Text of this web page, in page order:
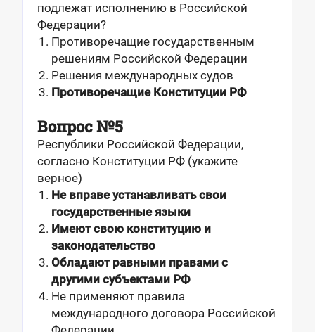
подлежат исполнению в Российской
Федерации?
Противоречащие государственным
решениям Российской Федерации
Решения международных судов
Противоречащие Конституции РФ
Вопрос №5
Республики Российской Федерации,
согласно Конституции РФ (укажите
верное)
Не вправе устанавливать свои
государственные языки
Имеют свою конституцию и
законодательство
Обладают равными правами с
другими субъектами РФ
Не применяют правила
международного договора Российской